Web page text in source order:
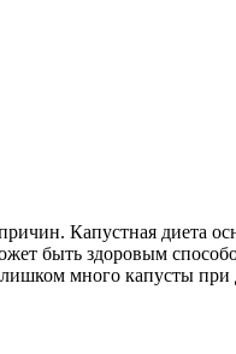
Капустная диета
быть здоровым
много капусты при